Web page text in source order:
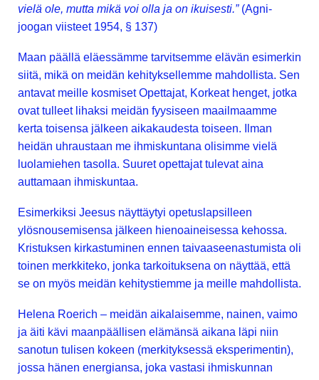
vielä ole, mutta mikä voi olla ja on ikuisesti.” (Agni-
joogan viisteet 1954, § 137)
Maan päällä eläessämme tarvitsemme elävän esimerkin
siitä, mikä on meidän kehityksellemme mahdollista. Sen
antavat meille kosmiset Opettajat, Korkeat henget, jotka
ovat tulleet lihaksi meidän fyysiseen maailmaamme
kerta toisensa jälkeen aikakaudesta toiseen. Ilman
heidän uhraustaan me ihmiskuntana olisimme vielä
luolamiehen tasolla. Suuret opettajat tulevat aina
auttamaan ihmiskuntaa.
Esimerkiksi Jeesus näyttäytyi opetuslapsilleen
ylösnousemisensa jälkeen hienoaineisessa kehossa.
Kristuksen kirkastuminen ennen taivaaseenastumista oli
toinen merkkiteko, jonka tarkoituksena on näyttää, että
se on myös meidän kehitystiemme ja meille mahdollista.
Helena Roerich – meidän aikalaisemme, nainen, vaimo
ja äiti kävi maanpäällisen elämänsä aikana läpi niin
sanotun tulisen kokeen (merkityksessä eksperimentin),
jossa hänen energiansa, joka vastasi ihmiskunnan